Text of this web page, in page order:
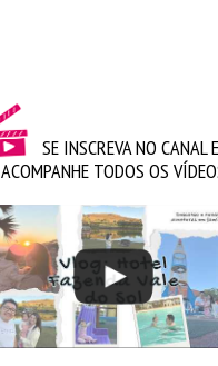
SE INSCREVA NO CANAL E
ACOMPANHE TODOS OS